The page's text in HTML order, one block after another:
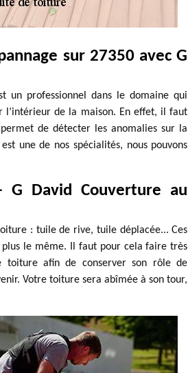
sur 27350 avec G
un professionnel dans le domaine qui
l’intérieur de la maison. En effet, il faut
de détecter les anomalies sur la
une de nos spécialités, nous pouvons
David Couverture au
: tuile de rive, tuile déplacée... Ces
plus le même. Il faut pour cela faire très
afin de conserver son rôle de
Votre toiture sera abîmée à son tour,